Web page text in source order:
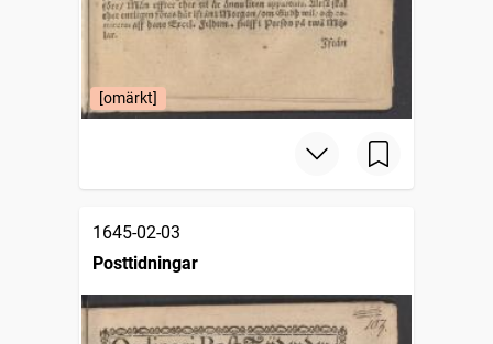
[omärkt]
1645-02-03
Posttidningar